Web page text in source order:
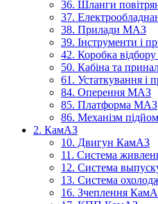
36. Шланги
37.
38. Прилади МАЗ
39. Інструменти і
42. Коробка
50. Кабіна та
61. Устаткування і
84. Оперення МАЗ
85. Платформа МАЗ
86. Механізм
2. КамАЗ
10. Двигун КамАЗ
11. Система
12. Система
13. Система
16. Зчеплення